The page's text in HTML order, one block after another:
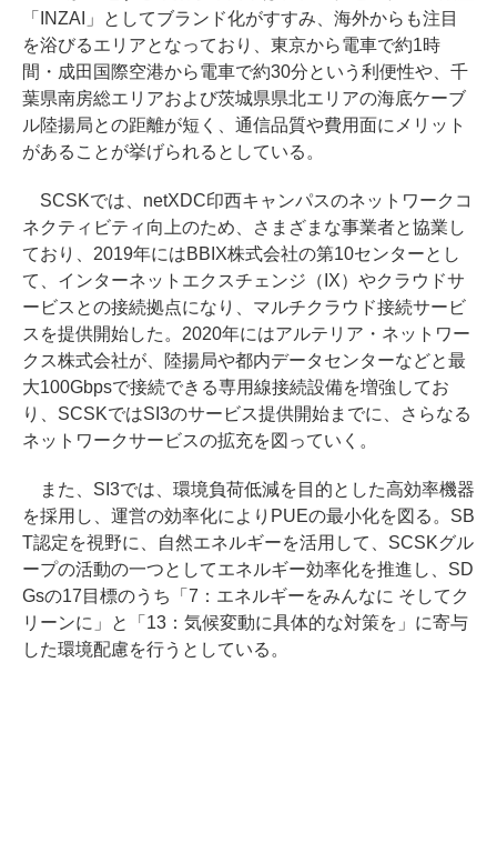
「INZAI」としてブランド化がすすみ、海外からも注目
を浴びるエリアとなっており、東京から電車で約1時
間・成田国際空港から電車で約30分という利便性や、千
葉県南房総エリアおよび茨城県県北エリアの海底ケーブ
ル陸揚局との距離が短く、通信品質や費用面にメリット
があることが挙げられるとしている。
SCSKでは、netXDC印西キャンパスのネットワークコ
ネクティビティ向上のため、さまざまな事業者と協業し
ており、2019年にはBBIX株式会社の第10センターとし
て、インターネットエクスチェンジ（IX）やクラウドサ
ービスとの接続拠点になり、マルチクラウド接続サービ
スを提供開始した。2020年にはアルテリア・ネットワー
クス株式会社が、陸揚局や都内データセンターなどと最
大100Gbpsで接続できる専用線接続設備を増強してお
り、SCSKではSI3のサービス提供開始までに、さらなる
ネットワークサービスの拡充を図っていく。
また、SI3では、環境負荷低減を目的とした高効率機器
を採用し、運営の効率化によりPUEの最小化を図る。SB
T認定を視野に、自然エネルギーを活用して、SCSKグル
ープの活動の一つとしてエネルギー効率化を推進し、SD
Gsの17目標のうち「7：エネルギーをみんなに そしてク
リーンに」と「13：気候変動に具体的な対策を」に寄与
した環境配慮を行うとしている。